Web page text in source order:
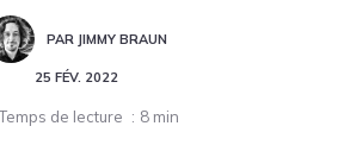
PAR JIMMY BRAUN
25 FÉV. 2022
de lecture 8 min